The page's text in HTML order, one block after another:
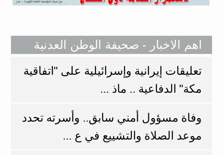
اهم الاخبار - صحيفة الوطن العدنية
تعليقات إيرانية وإسرائيلية على "اتفاقية
مكة" الدفاعية .. ماذ ...
وفاة مسؤول أمني سابق.. وأسرته تحدد
موعد الصلاة والتشييع في ع ...